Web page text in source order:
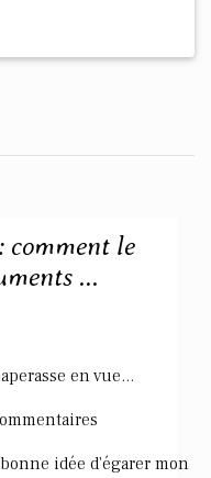
comment le
...
en vue...
idée d'égarer mon